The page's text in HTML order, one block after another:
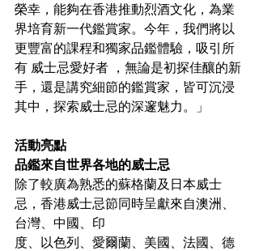
榮幸，能夠在香港推動烈酒文化，為業
界培育新一代鑑賞家。今年，我們將以
更豐富的課程和獨家品鑑體驗，吸引所
有 威士忌愛好者 ，無論是初探佳釀的新
手，還是講究細節的鑑賞家，皆可沉浸
其中，探索威士忌的深邃魅力。」
活動亮點
品鑑來自世界各地的威士忌
除了較廣為熟悉的蘇格蘭及日本威士
忌，香港威士忌節同時呈獻來自澳洲、
台灣、中國、印
度、以色列、愛爾蘭、美國、法國、德